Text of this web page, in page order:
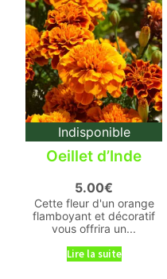
Indisponible
Oeillet d’Inde
5.00€
Cette fleur d'un orange
flamboyant et décoratif
vous offrira un...
Lire la suite